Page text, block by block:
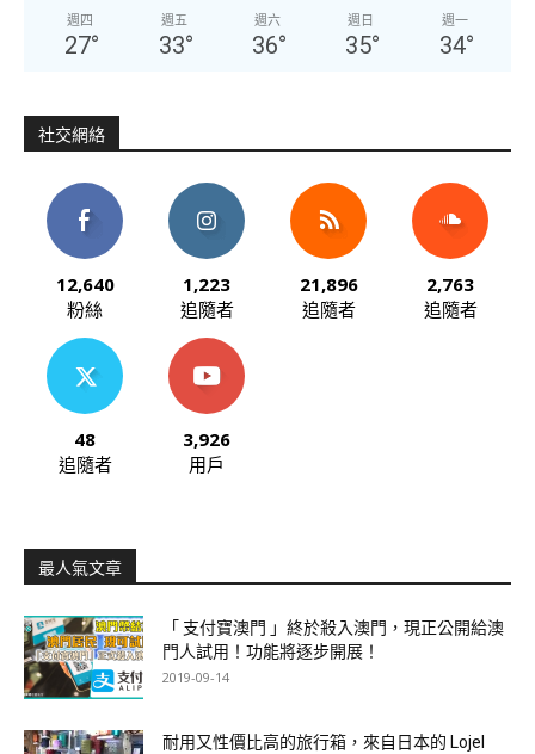
週四
27°
週五
33°
週六
36°
週日
35°
週一
34°
社交網絡
12,640
粉絲
1,223
追隨者
21,896
追隨者
2,763
追隨者
48
追隨者
3,926
用戶
最人氣文章
「 支付寶澳門 」終於殺入澳門，現正公開給澳
門人試用！功能將逐步開展！
2019-09-14
耐用又性價比高的旅行箱，來自日本的 Lojel